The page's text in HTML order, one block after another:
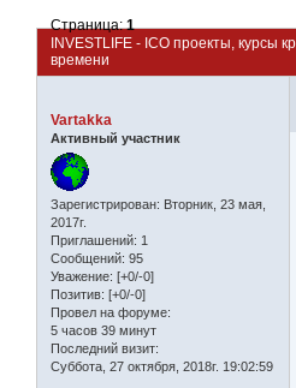
INVESTLIFE - ICO проекты, курсы
времени
Страница:1
Vartakka
Активный участник
Зарегистрирован: Вторник, 23 мая,
2017г.
Приглашений: 1
Сообщений: 95
Уважение: [+0/-0]
Позитив: [+0/-0]
Провел на форуме:
5 часов 39 минут
Последний визит:
Суббота, 27 октября, 2018г. 19:02:59